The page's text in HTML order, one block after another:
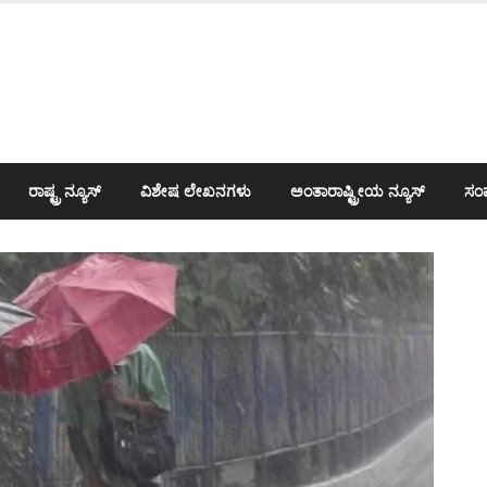
ರಾಷ್ಟ್ರ ನ್ಯೂಸ್ ವಿಶೇಷ ಲೇಖನಗಳು ಅಂತಾರಾಷ್ಟ್ರೀಯ ನ್ಯೂಸ್